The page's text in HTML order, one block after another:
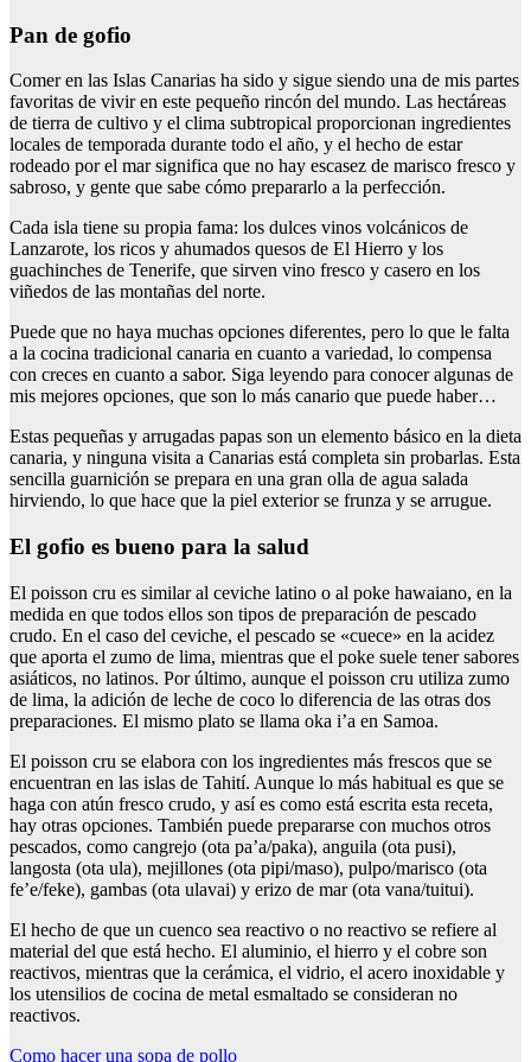
Pan de gofio
Comer en las Islas Canarias ha sido y sigue siendo una de mis partes
favoritas de vivir en este pequeño rincón del mundo. Las hectáreas
de tierra de cultivo y el clima subtropical proporcionan ingredientes
locales de temporada durante todo el año, y el hecho de estar
rodeado por el mar significa que no hay escasez de marisco fresco y
sabroso, y gente que sabe cómo prepararlo a la perfección.
Cada isla tiene su propia fama: los dulces vinos volcánicos de
Lanzarote, los ricos y ahumados quesos de El Hierro y los
guachinches de Tenerife, que sirven vino fresco y casero en los
viñedos de las montañas del norte.
Puede que no haya muchas opciones diferentes, pero lo que le falta
a la cocina tradicional canaria en cuanto a variedad, lo compensa
con creces en cuanto a sabor. Siga leyendo para conocer algunas de
mis mejores opciones, que son lo más canario que puede haber…
Estas pequeñas y arrugadas papas son un elemento básico en la dieta
canaria, y ninguna visita a Canarias está completa sin probarlas. Esta
sencilla guarnición se prepara en una gran olla de agua salada
hirviendo, lo que hace que la piel exterior se frunza y se arrugue.
El gofio es bueno para la salud
El poisson cru es similar al ceviche latino o al poke hawaiano, en la
medida en que todos ellos son tipos de preparación de pescado
crudo. En el caso del ceviche, el pescado se «cuece» en la acidez
que aporta el zumo de lima, mientras que el poke suele tener sabores
asiáticos, no latinos. Por último, aunque el poisson cru utiliza zumo
de lima, la adición de leche de coco lo diferencia de las otras dos
preparaciones. El mismo plato se llama oka i’a en Samoa.
El poisson cru se elabora con los ingredientes más frescos que se
encuentran en las islas de Tahití. Aunque lo más habitual es que se
haga con atún fresco crudo, y así es como está escrita esta receta,
hay otras opciones. También puede prepararse con muchos otros
pescados, como cangrejo (ota pa’a/paka), anguila (ota pusi),
langosta (ota ula), mejillones (ota pipi/maso), pulpo/marisco (ota
fe’e/feke), gambas (ota ulavai) y erizo de mar (ota vana/tuitui).
El hecho de que un cuenco sea reactivo o no reactivo se refiere al
material del que está hecho. El aluminio, el hierro y el cobre son
reactivos, mientras que la cerámica, el vidrio, el acero inoxidable y
los utensilios de cocina de metal esmaltado se consideran no
reactivos.
Como hacer una sopa de pollo